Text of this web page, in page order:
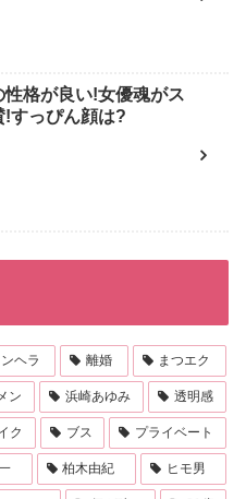
性格が良い!女優魂がス
!すっぴん顔は?
ヘラ 離婚 まつエク
ン 浜崎あゆみ 透明感
ク ブス プライベート
柏木由紀 ヒモ男